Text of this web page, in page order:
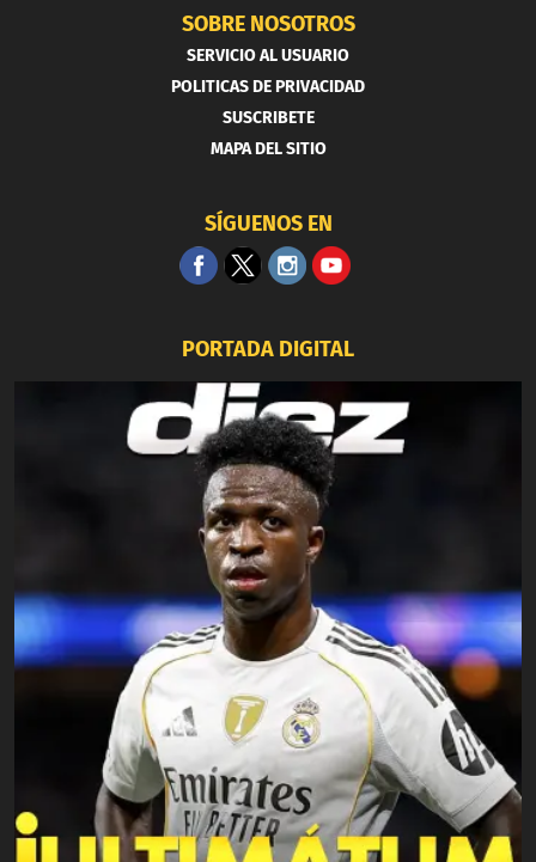
SOBRE NOSOTROS
SERVICIO AL USUARIO
POLITICAS DE PRIVACIDAD
SUSCRIBETE
MAPA DEL SITIO
SÍGUENOS EN
PORTADA DIGITAL